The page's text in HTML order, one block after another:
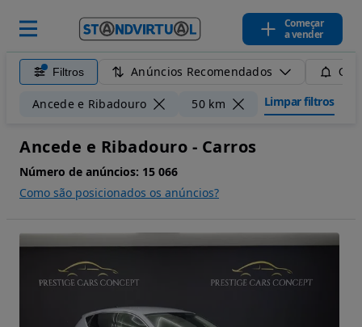
Começar
a vender
Filtros Anúncios Recomendados
Ancede e Ribadouro 50 km Limpar filtros
Ancede e Ribadouro - Carros
Número de anúncios: 15 066
Como são posicionados os anúncios?